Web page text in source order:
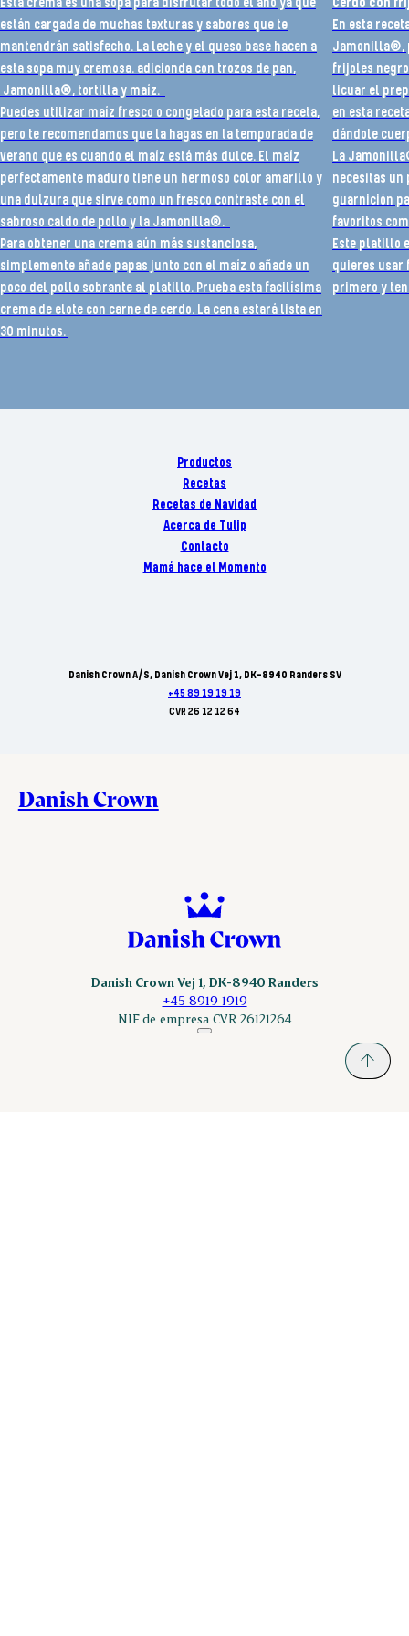
están cargada de muchas texturas y sabores que te
mantendrán satisfecho. La leche y el queso base hacen a
esta sopa muy cremosa. adicionda con trozos de pan,
Jamonilla®, tortilla y maíz.
Puedes utilizar maíz fresco o congelado para esta receta,
pero te recomendamos que la hagas en la temporada de
verano que es cuando el maíz está más dulce. El maíz
perfectamente maduro tiene un hermoso color amarillo y
una dulzura que sirve como un fresco contraste con el
sabroso caldo de pollo y la Jamonilla®.
Para obtener una crema aún más sustanciosa,
simplemente añade papas junto con el maíz o añade un
poco del pollo sobrante al platillo. Prueba esta facilísima
crema de elote con carne de cerdo. La cena estará lista en
30 minutos.
En esta
Jamonilla®,
frijoles
licuar el
en esta
dándole
La
necesitas un
guarnición
favoritos
Este platillo
quieres usar
primero y
Productos
Recetas
Recetas de Navidad
Acerca de Tulip
Contacto
Mamá hace el Momento
Danish Crown A/S, Danish Crown Vej 1, DK-8940 Randers SV
+45 89 19 19 19
CVR 26 12 12 64
Danish Crown
Danish Crown Vej 1, DK-8940 Randers
+45 8919 1919
NIF de empresa CVR 26121264